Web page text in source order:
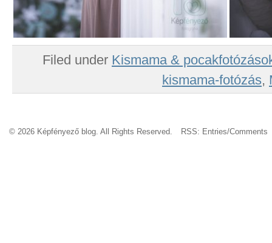
Filed under Kismama &
kismama-fotózás,
© 2026 Képfényező blog. All Rights Reserved. RSS: Entries/Comments